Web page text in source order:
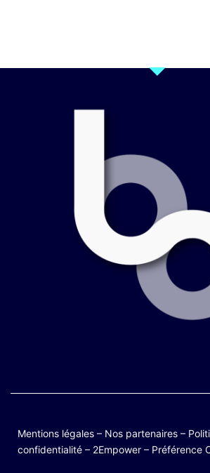
Mentions légales – Nos partenaires –
confidentialité – 2Empower – Préférence